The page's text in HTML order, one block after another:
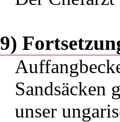
9)
Sandsäcken
unser